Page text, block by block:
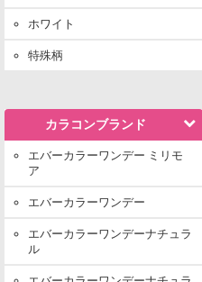
ホワイト
特殊柄
カラコンブランド
エバーカラーワンデー ミリモ
ア
エバーカラーワンデー
エバーカラーワンデーナチュラ
ル